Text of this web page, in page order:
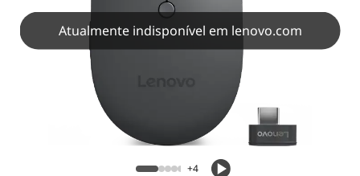
Atualmente indisponível em lenovo.com
+4